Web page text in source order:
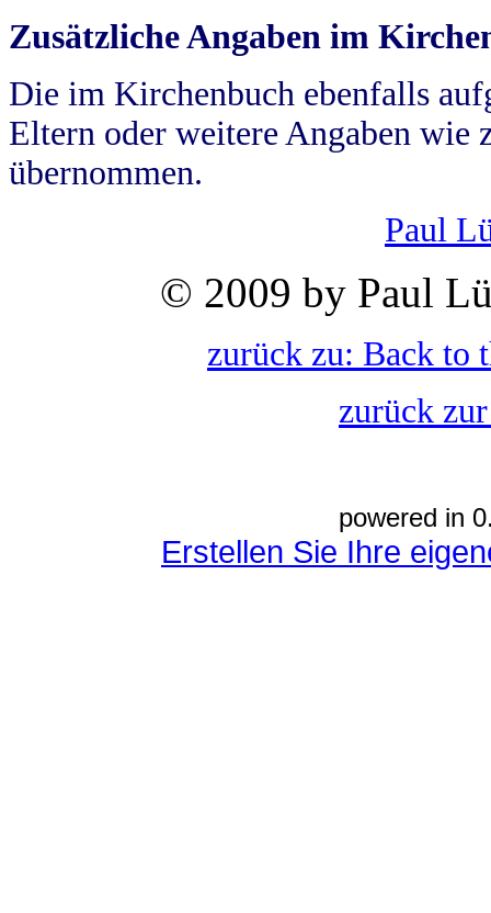
Zusätzliche Angaben im
Die im Kirchenbuch ebenfalls
Eltern oder weitere Angaben wie
übernommen.
Paul
© 2009 by Paul
zurück zu: Back to
zurück
powered in
Erstellen Sie Ihre